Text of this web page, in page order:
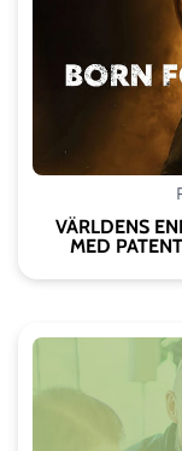
VÄRLDENS
MED